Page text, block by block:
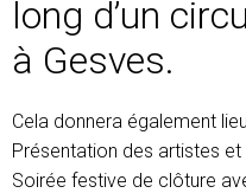
long d’un
à Gesves.
Cela donnera également
Présentation des artistes
Soirée festive de clôture